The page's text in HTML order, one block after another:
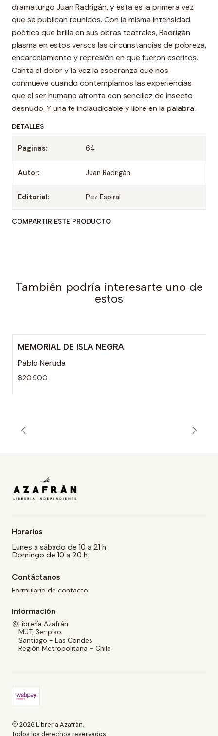
dramaturgo Juan Radrigán, y esta es la primera vez
que se publican reunidos. Con la misma intensidad
poética que brilla en sus obras teatrales, Radrigán
plasma en estos versos las circunstancias de pobreza,
encarcelamiento y represión en que fueron escritos.
Canta el dolor y la vez la esperanza que nos
conmueve cuando contemplamos las experiencias
que el ser humano afronta con sencillez de insecto
desnudo. Y una fe inclaudicable y libre en la palabra.
DETALLES
Paginas: 64
Autor: Juan Radrigán
Editorial: Pez Espiral
COMPARTIR ESTE PRODUCTO
También podría interesarte uno de
estos
MEMORIAL DE ISLA NEGRA
Pablo Neruda
$20.900
Horarios
Lunes a sábado de 10 a 21 h
Domingo de 10 a 20 h
Contáctanos
Formulario de contacto
Información
Librería Azafrán
MUT, 3er piso
Santiago - Las Condes
Región Metropolitana - Chile
2026 Librería Azafrán.
Todos los derechos reservados